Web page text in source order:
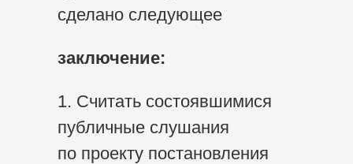
сделано следующее
заключение:
1. Считать состоявшимися
публичные слушания
по проекту постановления